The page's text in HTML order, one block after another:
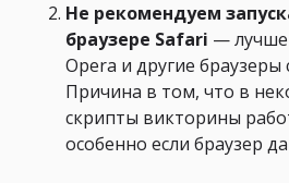
Не рекомендуем
браузере Safari — лучше
Opera и другие браузеры
Причина в том, что в
скрипты викторины
особенно если браузер